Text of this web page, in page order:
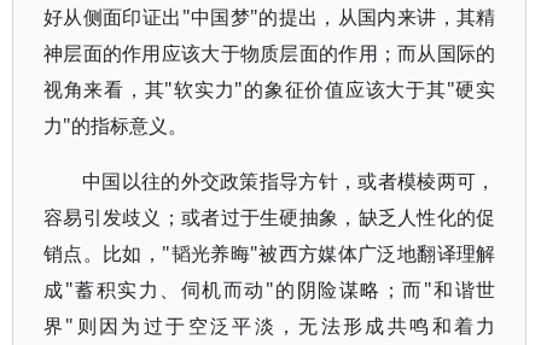
好从侧面印证出"中国梦"的提出，从国内来讲，其精
神层面的作用应该大于物质层面的作用；而从国际的
视角来看，其"软实力"的象征价值应该大于其"硬实
力"的指标意义。
中国以往的外交政策指导方针，或者模棱两可，
容易引发歧义；或者过于生硬抽象，缺乏人性化的促
销点。比如，"韬光养晦"被西方媒体广泛地翻译理解
成"蓄积实力、伺机而动"的阴险谋略；而"和谐世
界"则因为过于空泛平淡，无法形成共鸣和着力